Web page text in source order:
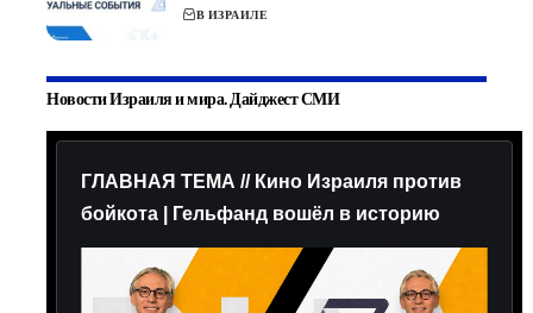
В ИЗРАИЛЕ
Новости Израиля и мира. Дайджест СМИ